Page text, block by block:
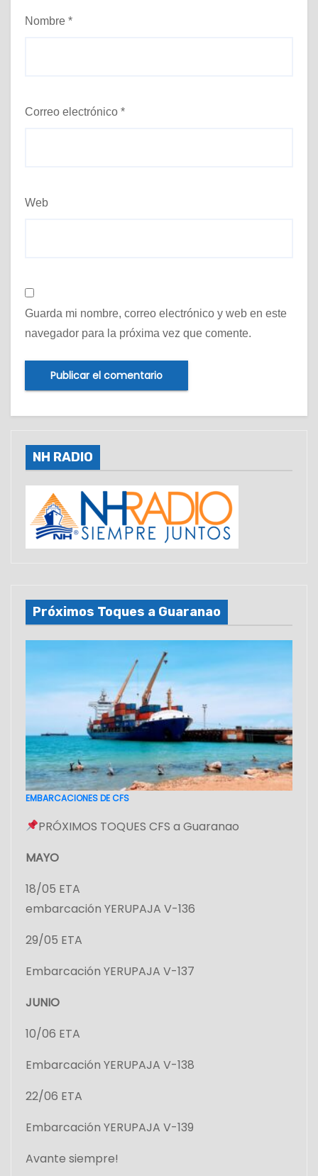
Nombre *
Correo electrónico *
Web
Guarda mi nombre, correo electrónico y web en este
navegador para la próxima vez que comente.
NH RADIO
Próximos Toques a Guaranao
EMBARCACIONES DE CFS
PRÓXIMOS TOQUES CFS a Guaranao
MAYO
18/05 ETA
embarcación YERUPAJA V-136
29/05 ETA
Embarcación YERUPAJA V-137
JUNIO
10/06 ETA
Embarcación YERUPAJA V-138
22/06 ETA
Embarcación YERUPAJA V-139
Avante siempre!